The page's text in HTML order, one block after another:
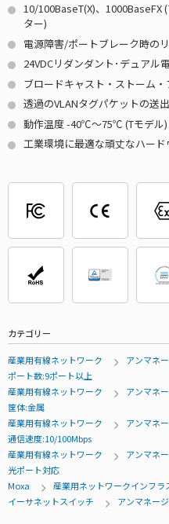
10/100BaseT(X)、1000BaseFX
ター)
電源障害/ポートブレーク時の
24VDCリダンダント･デュアル
ブロードキャスト・ストーム
透過のVLANタグパケットの送出
動作温度 -40℃～75℃ (Tモデル)
工業環境に最適な頑丈なハー
カテゴリー
産業用有線ネットワーク
アンマネ
ポート数:9ポート以上
産業用有線ネットワーク
アンマネ
筐体:金属
産業用有線ネットワーク
アンマネ
通信速度:10/100Mbps
産業用有線ネットワーク
アンマネ
光ポート対応
Moxa
産業用ネットワークインフラ
イーサネットスイッチ
アンマネー